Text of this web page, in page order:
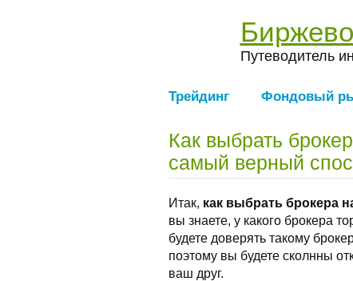
Путеводитель
Трейдинг Фондовый
Как выбрать
самый верный
Итак, как выбрать брокера
вы знаете, у какого брокера
будете доверять такому
поэтому вы будете сколнны
ваш друг.